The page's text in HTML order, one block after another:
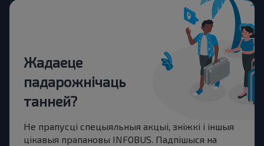
Жадаеце
падарожнічаць
танней?
Не прапусці спецыяльныя акцыі, зніжкі і іншыя
цікавыя прапановы INFOBUS. Падпішыся на